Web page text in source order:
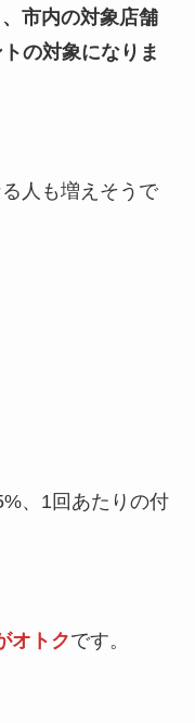
市内の対象店舗
の対象になりま
人も増えそうで
、1回あたりの付
オトクです。